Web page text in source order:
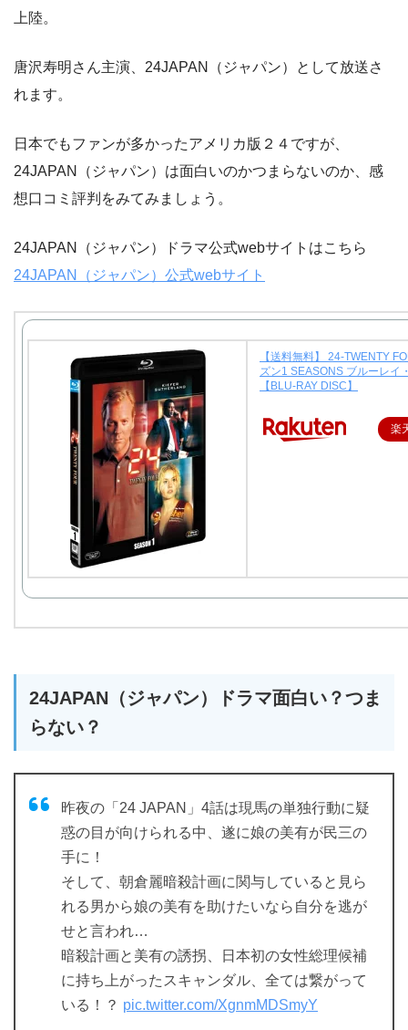
上陸。
唐沢寿明さん主演、24JAPAN（ジャパン）として放送さ
れます。
日本でもファンが多かったアメリカ版２４ですが、
24JAPAN（ジャパン）は面白いのかつまらないのか、感
想口コミ評判をみてみましょう。
24JAPAN（ジャパン）ドラマ公式webサイトはこちら
24JAPAN（ジャパン）公式webサイト
【送料無料】 24-TWENTY
ズン1 SEASONS ブルーレイ
【BLU-RAY DISC】
楽
24JAPAN（ジャパン）ドラマ面白い？つま
らない？
昨夜の「24 JAPAN」4話は現馬の単独行動に疑
惑の目が向けられる中、遂に娘の美有が民三の
手に！
そして、朝倉麗暗殺計画に関与していると見ら
れる男から娘の美有を助けたいなら自分を逃が
せと言われ…
暗殺計画と美有の誘拐、日本初の女性総理候補
に持ち上がったスキャンダル、全ては繋がって
いる！？ pic.twitter.com/XgnmMDSmyY